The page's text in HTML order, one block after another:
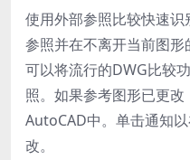
使用外部参照比较快速
参照并在不离开当前图
可以将流行的DWG比较
照。如果参考图形已更
AutoCAD中。单击通知
改。